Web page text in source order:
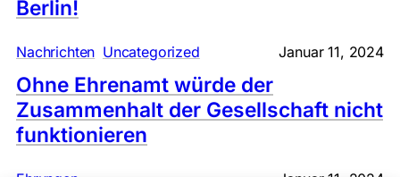
Berlin!
Nachrichten ,
Uncategorized Januar 11, 2024
Ohne Ehrenamt würde der
Zusammenhalt der Gesellschaft nicht
funktionieren